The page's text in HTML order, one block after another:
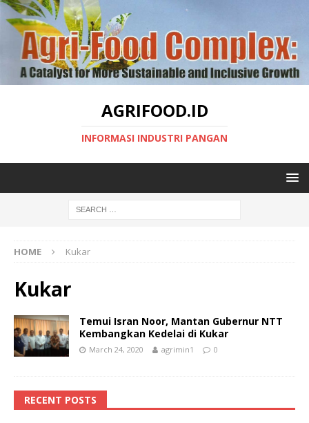
AGRIFOOD.ID
INFORMASI INDUSTRI PANGAN
HOME Kukar
Kukar
Temui Isran Noor, Mantan Gubernur NTT
Kembangkan Kedelai di Kukar
March 24, 2020 agrimin1 0
RECENT POSTS